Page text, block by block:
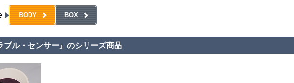
BODY BOX
ブル・センサー』のシリーズ商品